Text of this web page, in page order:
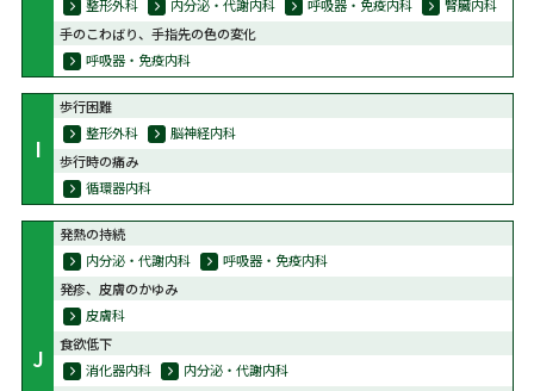
整形外科 内分泌・代謝内科 呼吸器・免疫内科
腎臓内科
手のこわばり、手指先の色の変化
呼吸器・免疫内科
I
歩行困難
整形外科
脳神経内科
歩行時の痛み
循環器内科
J
発熱の持続
内分泌・代謝内科
呼吸器・免疫内科
発疹、皮膚のかゆみ
皮膚科
食欲低下
消化器内科
内分泌・代謝内科